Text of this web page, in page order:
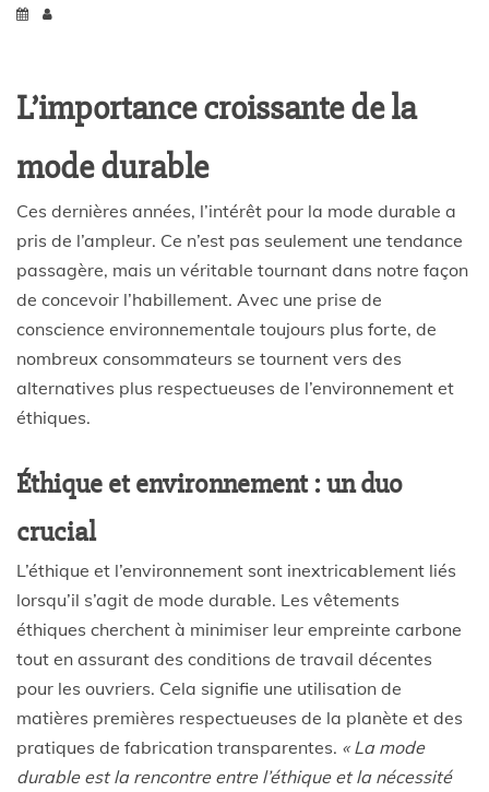
L’importance croissante de la
mode durable
Ces dernières années, l’intérêt pour la mode durable a
pris de l’ampleur. Ce n’est pas seulement une tendance
passagère, mais un véritable tournant dans notre façon
de concevoir l’habillement. Avec une prise de
conscience environnementale toujours plus forte, de
nombreux consommateurs se tournent vers des
alternatives plus respectueuses de l’environnement et
éthiques.
Éthique et environnement : un duo
crucial
L’éthique et l’environnement sont inextricablement liés
lorsqu’il s’agit de mode durable. Les vêtements
éthiques cherchent à minimiser leur empreinte carbone
tout en assurant des conditions de travail décentes
pour les ouvriers. Cela signifie une utilisation de
matières premières respectueuses de la planète et des
pratiques de fabrication transparentes. « La mode
durable est la rencontre entre l’éthique et la nécessité